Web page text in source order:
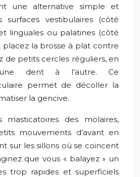
une alternative simple et
surfaces vestibulaires (côté
linguales ou palatines (côté
placez la brosse à plat contre
de petits cercles réguliers, en
dent à l’autre. Ce
permet de décoller la
la gencive.
masticatoires des molaires,
mouvements d’avant en
sur les sillons où se coincent
que vous « balayez » un
trop rapides et superficiels